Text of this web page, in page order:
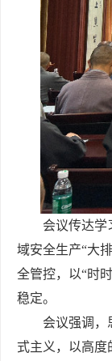
会议传达学
域安全生产“大
全管控，以“时
稳定。
会议强调，
式主义，以高度